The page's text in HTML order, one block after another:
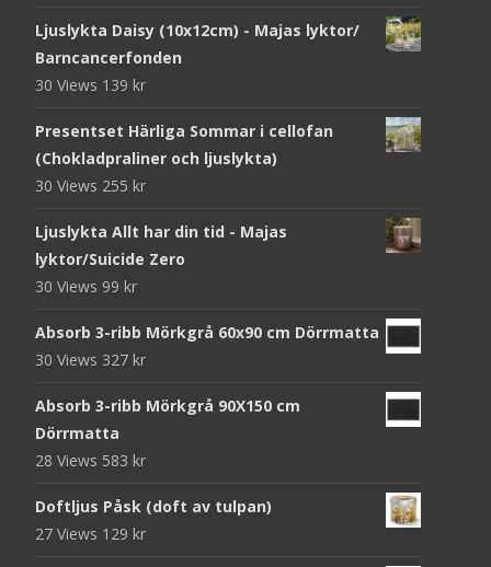
Ljuslykta Daisy (10x12cm) - Majas lyktor/
Barncancerfonden
30 Views 139 kr
Presentset Härliga Sommar i cellofan
(Chokladpraliner och ljuslykta)
30 Views 255 kr
Ljuslykta Allt har din tid - Majas
lyktor/Suicide Zero
30 Views 99 kr
Absorb 3-ribb Mörkgrå 60x90 cm Dörrmatta
30 Views 327 kr
Absorb 3-ribb Mörkgrå 90X150 cm
Dörrmatta
28 Views 583 kr
Doftljus Påsk (doft av tulpan)
27 Views 129 kr